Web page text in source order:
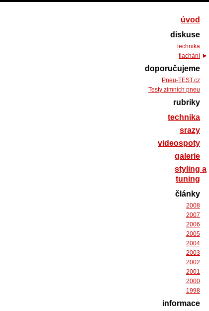
úvod
diskuse
technika
tlachání
doporučujeme
Pneu-TEST.cz
Testy zimních pneu
rubriky
technika
srazy
videospoty
galerie
styling a
tuning
články
2008
2007
2006
2005
2004
2003
2002
2001
2000
1998
informace